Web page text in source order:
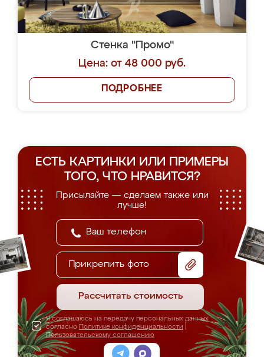
Стенка "Промо"
Цена: от 48 000 руб.
ПОДРОБНЕЕ
ЕСТЬ КАРТИНКИ ИЛИ ПРИМЕРЫ
ТОГО, ЧТО НРАВИТСЯ?
Присылайте — сделаем также или
лучше!
Прикрепить фото
Рассчитать стоимость
Я соглашаюсь на передачу персональных данных
согласно Политике конфиденциальности
Пользовательскому соглашению